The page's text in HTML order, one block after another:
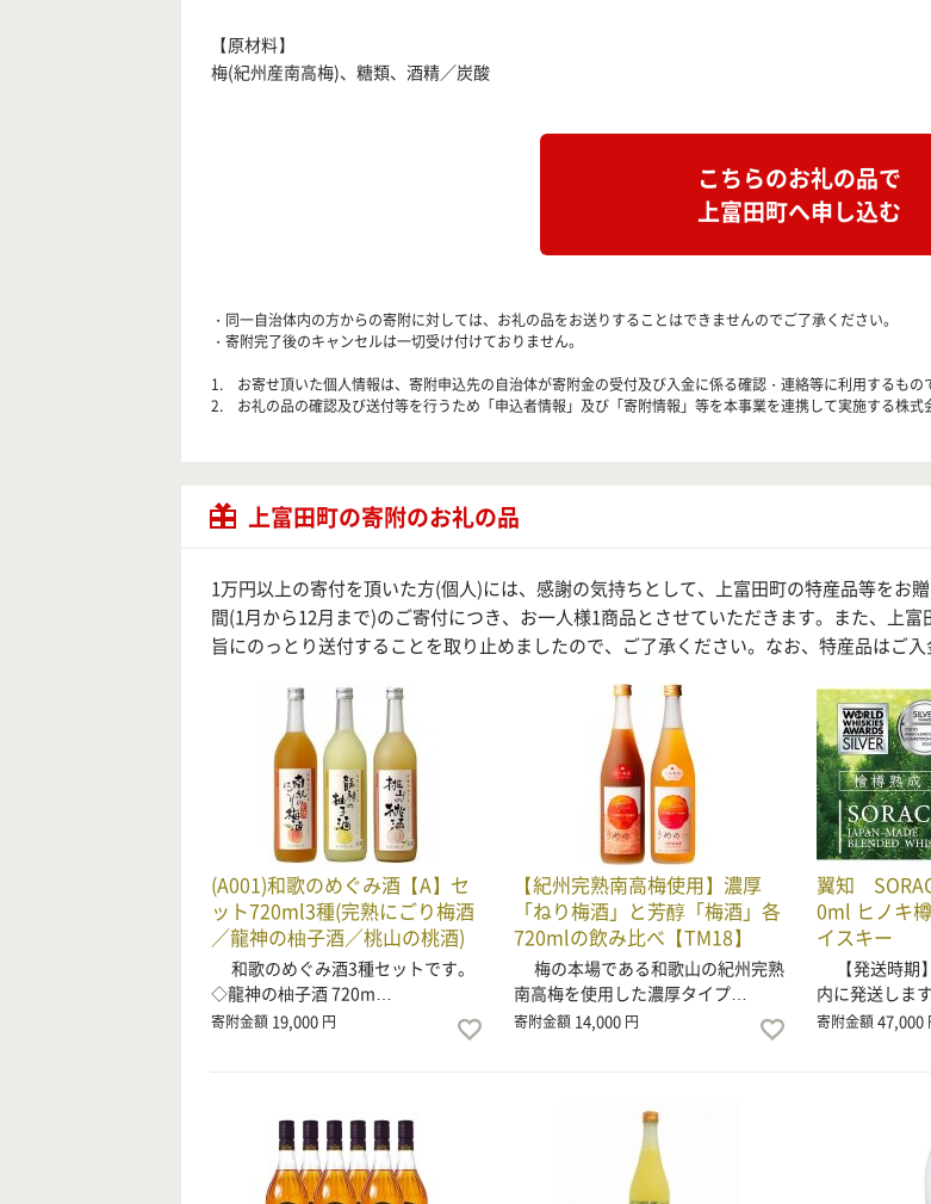
【原材料】
梅(紀州産南高梅)、糖類、酒精／炭酸
こちらのお礼の品で
上富田町へ申し込む
・同一自治体内の方からの寄附に対しては、お礼の品をお送りすることはできませんのでご了承ください。
・寄附完了後のキャンセルは一切受け付けておりません。
1. お寄せ頂いた個人情報は、寄附申込先の自治体が寄附金の受付及び入金に係る確認・連絡等に利用するもの
2. お礼の品の確認及び送付等を行うため「申込者情報」及び「寄附情報」等を本事業を連携して実施する株式
上富田町の寄附のお礼の品
1万円以上の寄付を頂いた方(個人)には、感謝の気持ちとして、上富田町の特産品等をお
間(1月から12月まで)のご寄付につき、お一人様1商品とさせていただきます。また、上
旨にのっとり送付することを取り止めましたので、ご了承ください。なお、特産品はご
(A001)和歌のめぐみ酒【A】セ
ット720ml3種(完熟にごり梅酒
／龍神の柚子酒／桃山の桃酒)
和歌のめぐみ酒3種セットです。
◇龍神の柚子酒 720m…
寄附金額 19,000 円
【紀州完熟南高梅使用】濃厚
「ねり梅酒」と芳醇「梅酒」各
720mlの飲み比べ【TM18】
梅の本場である和歌山の紀州完熟
南高梅を使用した濃厚タイプ…
寄附金額 14,000 円
翼知
0ml ヒノキ
イスキー
【発送時期
内に発送しま
寄附金額47,000